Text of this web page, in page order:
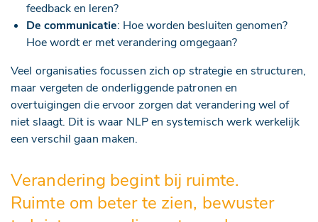
feedback en leren?
De communicatie: Hoe worden besluiten genomen?
Hoe wordt er met verandering omgegaan?
Veel organisaties focussen zich op strategie en structuren,
maar vergeten de onderliggende patronen en
overtuigingen die ervoor zorgen dat verandering wel of
niet slaagt. Dit is waar NLP en systemisch werk werkelijk
een verschil gaan maken.
Verandering begint bij ruimte.
Ruimte om beter te zien, bewuster